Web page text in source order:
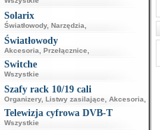
Solarix
Światłowody, Narzędzia
Światłowody
Akcesoria Przełącznice
Switche
Wszystkie
Szafy rack 10/19 cali
Organizery, Listwy zasilające Akcesoria
Telewizja cyfrowa DVB-T
Wszystkie